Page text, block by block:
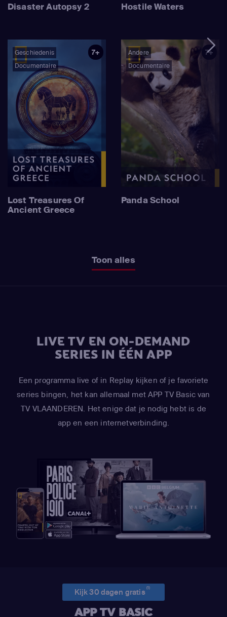
Disaster Autopsy 2 Hostile Waters
Geschiedenis
Documentaire
7+
Lost Treasures Of
Ancient Greece
Andere
Documentaire
7+
Panda School
Toon alles
LIVE TV EN ON-DEMAND
SERIES IN ÉÉN APP
Een programma live of in Replay kijken of je favoriete
series bingen, het kan allemaal met APP TV Basic van
TV VLAANDEREN. Het enige dat je nodig hebt is de
app en een internetverbinding.
Kijk 30 dagen gratis(1)
APP TV BASIC